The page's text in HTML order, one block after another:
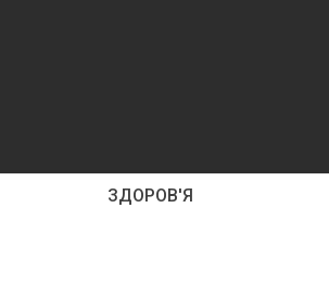
ЗДОРОВ'Я